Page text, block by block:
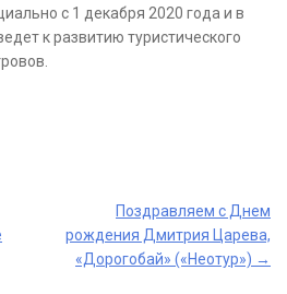
с 1 декабря 2020 года и в
к развитию туристического
Поздравляем с Днем
рождения Дмитрия Царева,
«Дорогобай» («Неотур») →